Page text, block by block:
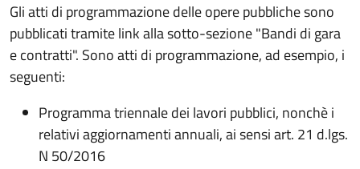
Gli atti di programmazione delle opere pubbliche sono
pubblicati tramite link alla sotto-sezione "Bandi di gara
e contratti". Sono atti di programmazione, ad esempio, i
seguenti:
Programma triennale dei lavori pubblici, nonchè i
relativi aggiornamenti annuali, ai sensi art. 21 d.lgs.
N 50/2016